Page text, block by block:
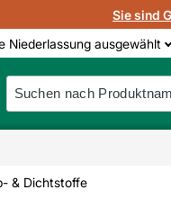
Sie sind
Niederlassung ausgewählt
& Dichtstoffe